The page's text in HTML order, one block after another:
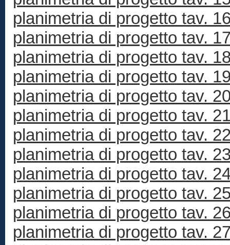
planimetria di progetto tav.
planimetria di progetto tav.
planimetria di progetto tav.
planimetria di progetto tav.
planimetria di progetto tav.
planimetria di progetto tav.
planimetria di progetto tav.
planimetria di progetto tav.
planimetria di progetto tav.
planimetria di progetto tav.
planimetria di progetto tav.
planimetria di progetto tav.